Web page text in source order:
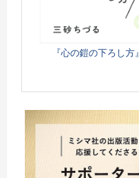
『心の鎧の下ろし方』